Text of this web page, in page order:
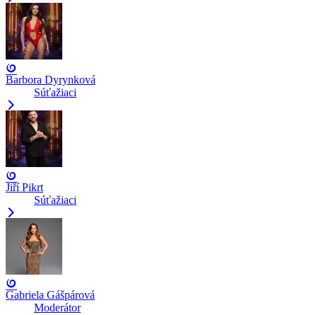
Barbora Dyrynková
Súťažiaci
Jiří Pikrt
Súťažiaci
Gabriela Gášpárová
Moderátor